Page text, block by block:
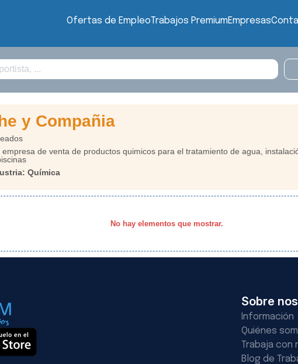
Ofertas de EmpleoTrabajos PremiumEmpresas
y Compañia
empresa de venta de productos quimicos para el tratamiento de agua,
Química
No hay elementos que mostrar.
Sobre
Información
Quiénes
Trabaja con
Blog de